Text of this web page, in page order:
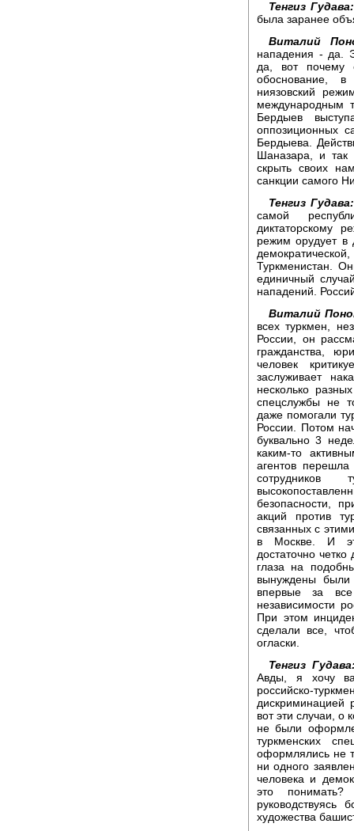
Тенгиз Гудава:
была заранее
Виталий
нападения - да.
да, вот почему
обоснование, в
ниязовский
международным
Бердыев
оппозиционных
Бердыева.
Шаназара, и так
скрыть своих
санкции самого
Тенгиз Гудава:
самой
диктаторскому
режим орудует в
Туркменистан.
единичный
нападений.
Виталий
всех туркмен,
России, он
гражданства,
человек
заслуживает
несколько
спецслужбы не
даже помогали
России. Потом
буквально 3
каким-то
агентов
сотрудников
безопасности,
акций против
связанных с
в Москве. И
достаточно
глаза на
вынуждены были
впервые за
независимости
При этом
сделали все,
огласки.
Тенгиз
Авды, я хочу
российско-
дискриминацией
вот эти случаи, о
не были
туркменских
оформлялись не
ни одного
человека и
это
руководствуясь
художества